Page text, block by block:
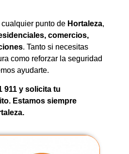
punto de Hortaleza,
comercios,
. Tanto si necesitas
como reforzar la seguridad
ayudarte.
911 y solicita tu
Estamos siempre